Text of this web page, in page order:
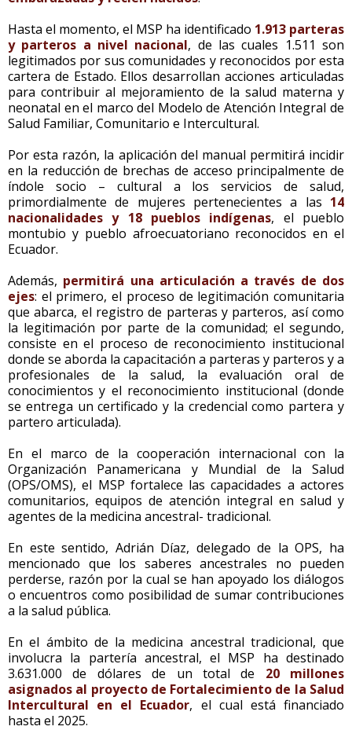
Hasta el momento, el MSP ha identificado 1.913 parteras
y parteros a nivel nacional, de las cuales 1.511 son
legitimados por sus comunidades y reconocidos por esta
cartera de Estado. Ellos desarrollan acciones articuladas
para contribuir al mejoramiento de la salud materna y
neonatal en el marco del Modelo de Atención Integral de
Salud Familiar, Comunitario e Intercultural.
Por esta razón, la aplicación del manual permitirá incidir
en la reducción de brechas de acceso principalmente de
índole socio – cultural a los servicios de salud,
primordialmente de mujeres pertenecientes a las 14
nacionalidades y 18 pueblos indígenas, el pueblo
montubio y pueblo afroecuatoriano reconocidos en el
Ecuador.
Además, permitirá una articulación a través de dos
ejes: el primero, el proceso de legitimación comunitaria
que abarca, el registro de parteras y parteros, así como
la legitimación por parte de la comunidad; el segundo,
consiste en el proceso de reconocimiento institucional
donde se aborda la capacitación a parteras y parteros y a
profesionales de la salud, la evaluación oral de
conocimientos y el reconocimiento institucional (donde
se entrega un certificado y la credencial como partera y
partero articulada).
En el marco de la cooperación internacional con la
Organización Panamericana y Mundial de la Salud
(OPS/OMS), el MSP fortalece las capacidades a actores
comunitarios, equipos de atención integral en salud y
agentes de la medicina ancestral- tradicional.
En este sentido, Adrián Díaz, delegado de la OPS, ha
mencionado que los saberes ancestrales no pueden
perderse, razón por la cual se han apoyado los diálogos
o encuentros como posibilidad de sumar contribuciones
a la salud pública.
En el ámbito de la medicina ancestral tradicional, que
involucra la partería ancestral, el MSP ha destinado
3.631.000 de dólares de un total de 20 millones
asignados al proyecto de Fortalecimiento de la Salud
Intercultural en el Ecuador, el cual está financiado
hasta el 2025.